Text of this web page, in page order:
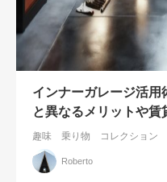
インナーガレージ活用
と異なるメリットや賃
趣味 乗り物 コレクション
Roberto